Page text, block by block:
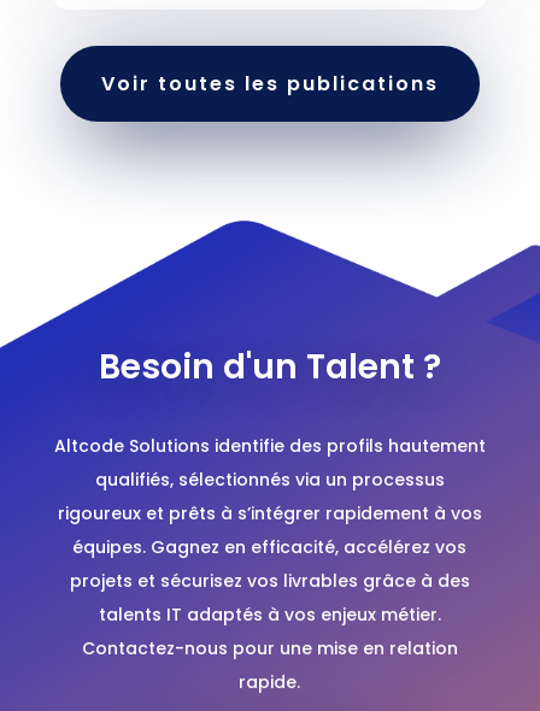
Voir toutes les publications
Besoin d'un Talent ?
Altcode Solutions identifie des profils hautement
qualifiés, sélectionnés via un processus
rigoureux et prêts à s’intégrer rapidement à vos
équipes. Gagnez en efficacité, accélérez vos
projets et sécurisez vos livrables grâce à des
talents IT adaptés à vos enjeux métier.
Contactez-nous pour une mise en relation
rapide.